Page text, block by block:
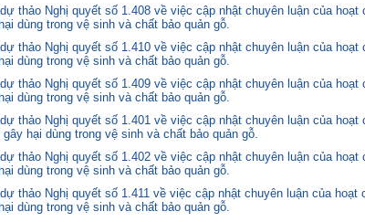
thảo Nghị quyết số 1.408 về việc cập nhật chuyên luận của
dùng trong vệ sinh và chất bảo quản gỗ.
thảo Nghị quyết số 1.410 về việc cập nhật chuyên luận của
dùng trong vệ sinh và chất bảo quản gỗ.
thảo Nghị quyết số 1.409 về việc cập nhật chuyên luận của
dùng trong vệ sinh và chất bảo quản gỗ.
thảo Nghị quyết số 1.401 về việc cập nhật chuyên luận của
hại dùng trong vệ sinh và chất bảo quản gỗ.
thảo Nghị quyết số 1.402 về việc cập nhật chuyên luận của
dùng trong vệ sinh và chất bảo quản gỗ.
thảo Nghị quyết số 1.411 về việc cập nhật chuyên luận của
dùng trong vệ sinh và chất bảo quản gỗ.